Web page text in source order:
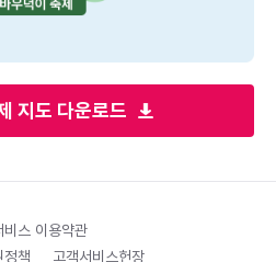
지도 다운로드
비스 이용약관
정책 고객서비스헌장